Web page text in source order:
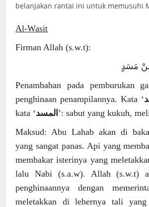
belanjakan rantai ini untuk memusuhi
Al-Wasit
Firman Allah (s.w.t):
مَسَدٍ
Penambahan pada pemburukan
penghinaan penampilannya. Kata ‘
kata ‘المسد ’: sabut yang kukuh,
Maksud: Abu Lahab akan di
yang sangat panas. Api yang
membakar isterinya yang
lalu Nabi (s.a.w). Allah (s.w.t)
penghinaannya dengan
meletakkan di lehernya tali